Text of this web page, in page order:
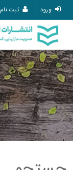
ورود ثبت نام